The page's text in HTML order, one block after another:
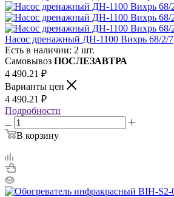
Насос дренажный ДН-1100 Вихрь 68/2/7
Есть в наличии: 2 шт.
Самовывоз ПОСЛЕЗАВТРА
4 490.21 ₽
Варианты цен
4 490.21 ₽
Подробности
В корзину